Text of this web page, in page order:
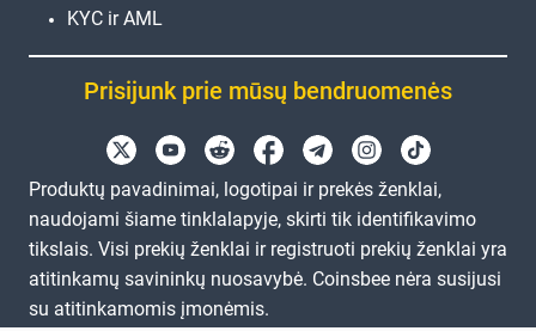
KYC ir AML
Prisijunk prie mūsų bendruomenės
Produktų pavadinimai, logotipai ir prekės ženklai,
naudojami šiame tinklalapyje, skirti tik identifikavimo
tikslais. Visi prekių ženklai ir registruoti prekių ženklai yra
atitinkamų savininkų nuosavybė. Coinsbee nėra susijusi
su atitinkamomis įmonėmis.